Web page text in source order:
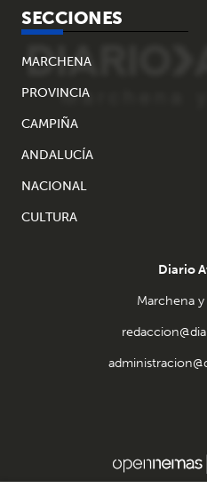
SECCIONES
MARCHENA
PROVINCIA
CAMPIÑA
ANDALUCÍA
NACIONAL
CULTURA
Diario
Marchena